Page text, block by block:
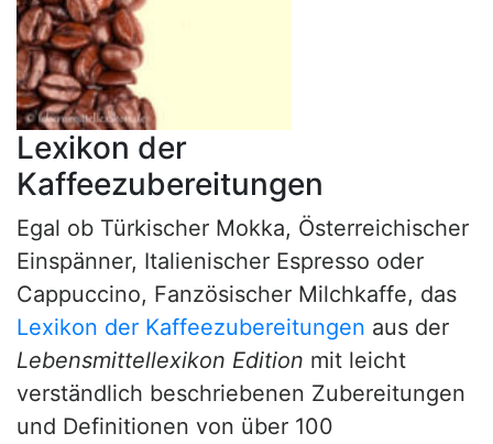
Lexikon der
Kaffeezubereitungen
Egal ob Türkischer Mokka, Österreichischer
Einspänner, Italienischer Espresso oder
Cappuccino, Fanzösischer Milchkaffe, das
Lexikon der Kaffeezubereitungen aus der
Lebensmittellexikon Edition mit leicht
verständlich beschriebenen Zubereitungen
und Definitionen von über 100